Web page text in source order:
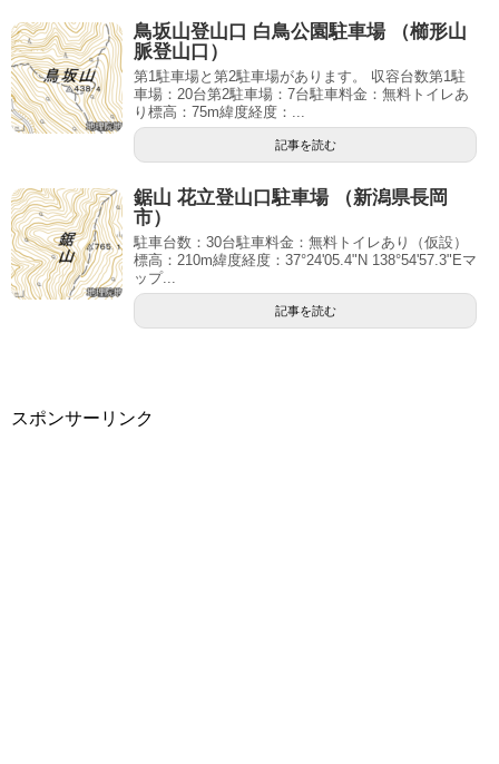
鳥坂山登山口 白鳥公園駐車場 （櫛形山
脈登山口）
第1駐車場と第2駐車場があります。 収容台数第1駐
車場：20台第2駐車場：7台駐車料金：無料トイレあ
り標高：75m緯度経度：...
記事を読む
鋸山 花立登山口駐車場 （新潟県長岡
市）
駐車台数：30台駐車料金：無料トイレあり（仮設）
標高：210m緯度経度：37°24'05.4"N 138°54'57.3"Eマ
ップ...
記事を読む
スポンサーリンク